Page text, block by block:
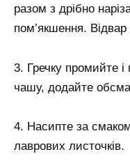
разом з дрібно
пом’якшення.
3. Гречку промийте
чашу, додайте
4. Насипте за
лаврових листочків.